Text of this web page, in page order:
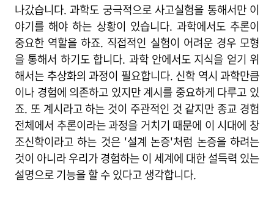
나갔습니다. 과학도 궁극적으로 사고실험을 통해서만 이
야기를 해야 하는 상황이 있습니다. 과학에서도 추론이
중요한 역할을 하죠. 직접적인 실험이 어려운 경우 모형
을 통해서 하기도 합니다. 과학 안에서도 지식을 얻기 위
해서는 추상화의 과정이 필요합니다. 신학 역시 과학만큼
이나 경험에 의존하고 있지만 계시를 중요하게 다루고 있
죠. 또 계시라고 하는 것이 주관적인 것 같지만 종교 경험
전체에서 추론이라는 과정을 거치기 때문에 이 시대에 창
조신학이라고 하는 것은 '설계 논증'처럼 논증을 하려는
것이 아니라 우리가 경험하는 이 세계에 대한 설득력 있는
설명으로 기능을 할 수 있다고 생각합니다.